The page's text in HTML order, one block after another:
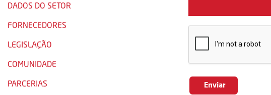
DADOS DO SETOR
FORNECEDORES
LEGISLAÇÃO
COMUNIDADE
PARCERIAS